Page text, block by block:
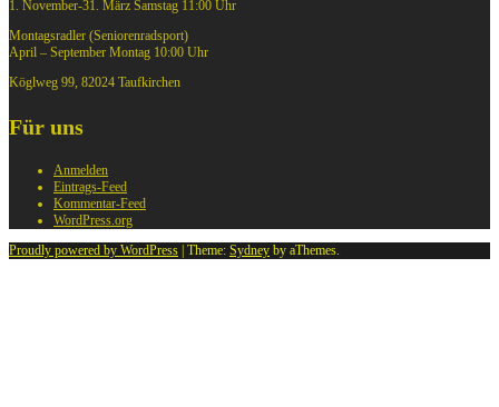
1. November-31. März Samstag 11:00 Uhr
Montagsradler (Seniorenradsport)
April – September Montag 10:00 Uhr
Köglweg 99, 82024 Taufkirchen
Für uns
Anmelden
Eintrags-Feed
Kommentar-Feed
WordPress.org
Proudly powered by WordPress Theme: Sydney by aThemes.